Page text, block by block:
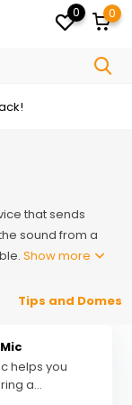
0 0
that sends
sound from a
Show more
Tips and Domes
helps you
a...